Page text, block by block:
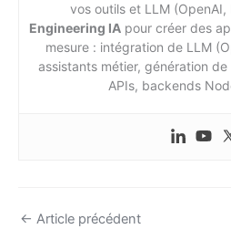
vos outils et LLM
Engineering IA pour créer des
mesure : intégration de LLM
assistants métier, génération
APIs, backends
← Article précédent